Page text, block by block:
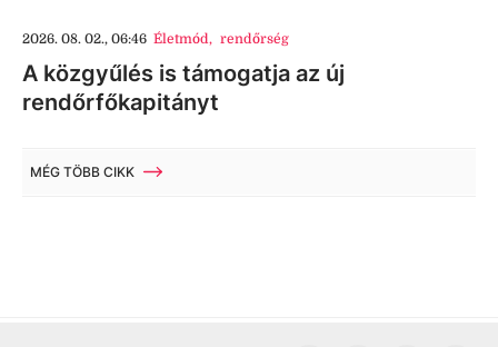
2026. 08. 02., 06:46 Életmód, rendőrség
A közgyűlés is támogatja az új
rendőrfőkapitányt
MÉG TÖBB CIKK